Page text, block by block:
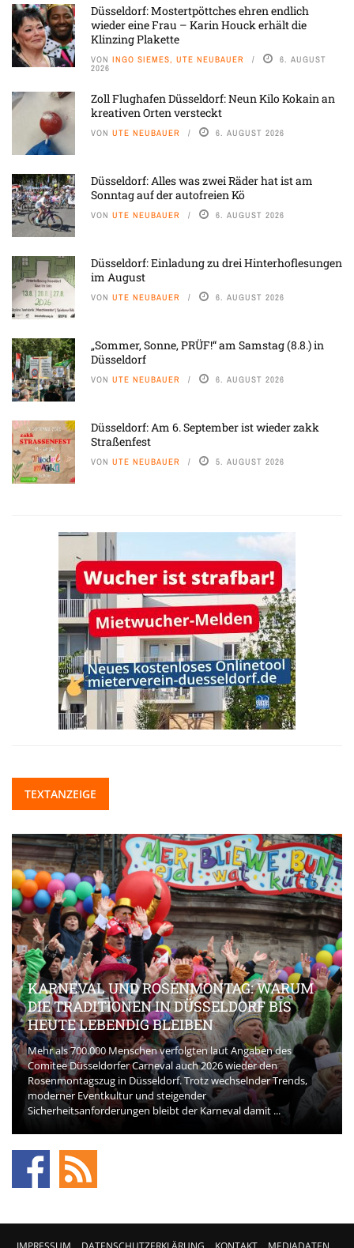
Düsseldorf: Mostertpöttches ehren endlich
wieder eine Frau – Karin Houck erhält die
Klinzing Plakette
VON INGO SIEMES, UTE NEUBAUER 6. AUGUST
2026
Zoll Flughafen Düsseldorf: Neun Kilo Kokain an
kreativen Orten versteckt
VON UTE NEUBAUER 6. AUGUST 2026
Düsseldorf: Alles was zwei Räder hat ist am
Sonntag auf der autofreien Kö
VON UTE NEUBAUER 6. AUGUST 2026
Düsseldorf: Einladung zu drei Hinterhoflesungen
im August
VON UTE NEUBAUER 6. AUGUST 2026
„Sommer, Sonne, PRÜF!“ am Samstag (8.8.) in
Düsseldorf
VON UTE NEUBAUER 6. AUGUST 2026
Düsseldorf: Am 6. September ist wieder zakk
Straßenfest
VON UTE NEUBAUER 5. AUGUST 2026
TEXTANZEIGE
KARNEVAL UND ROSENMONTAG: WARUM
DIE TRADITIONEN IN DÜSSELDORF BIS
HEUTE LEBENDIG BLEIBEN
Mehr als 700.000 Menschen verfolgten laut Angaben des
Comitee Düsseldorfer Carneval auch 2026 wieder den
Rosenmontagszug in Düsseldorf. Trotz wechselnder Trends,
moderner Eventkultur und steigender
Sicherheitsanforderungen bleibt der Karneval damit ...